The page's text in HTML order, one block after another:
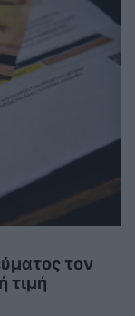
τον
τιμή